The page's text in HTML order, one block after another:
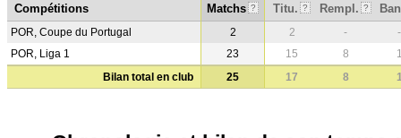
Compétitions Matchs ? Titu. ? Rempl. ?
POR, Coupe du Portugal 2 2 -
-
POR, Liga 1
23 15 8
Bilan total en club
25 17 8